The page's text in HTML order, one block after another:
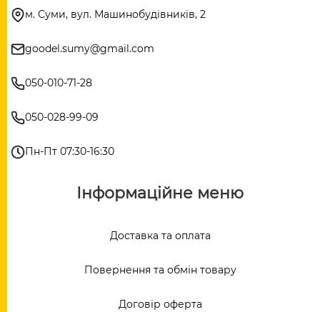
м. Суми, вул. Машинобудівників, 2
goodel.sumy@gmail.com
050-010-71-28
050-028-99-09
Пн-Пт 07:30-16:30
Інформаційне меню
Доставка та оплата
Повернення та обмін товару
Договір оферта